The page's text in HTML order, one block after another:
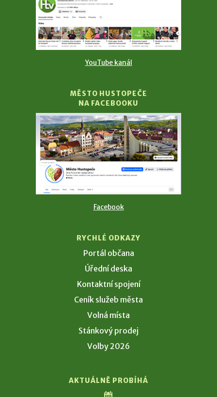
YouTube kanál
MĚSTO HUSTOPEČE
NA FACEBOOKU
Facebook
RYCHLÉ ODKAZY
Portál občana
Úřední deska
Kontaktní spojení
Ceník služeb města
Volná místa
Stánkový prodej
Volby 2026
AKTUÁLNĚ PROBÍHÁ